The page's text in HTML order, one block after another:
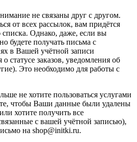
не связаны друг с другом.
от всех рассылок, вам придётся
списка. Однако, даже, если вы
будете получать письма с
в Вашей учётной записи
статусе заказов, уведомления об
Это необходимо для работы с
не хотите пользоваться услугами
чтобы Ваши данные были удалены
хотите получить все
с вашей учётной записью),
на shop@initki.ru.